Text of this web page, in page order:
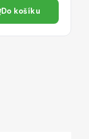
Do košíku